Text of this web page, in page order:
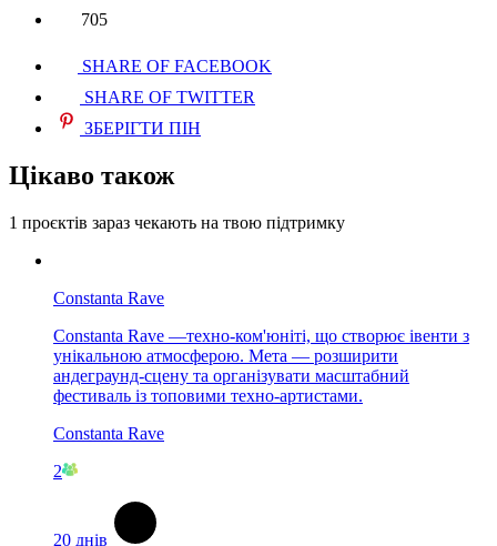
705
SHARE OF FACEBOOK
SHARE OF TWITTER
ЗБЕРІГТИ ПІН
Цікаво також
1 проєктів зараз чекають на твою підтримку
Constanta Rave
Constanta Rave —техно-ком'юніті, що створює івенти з
унікальною атмосферою. Мета — розширити
андеграунд-сцену та організувати масштабний
фестиваль із топовими техно-артистами.
Constanta Rave
2
20 днів